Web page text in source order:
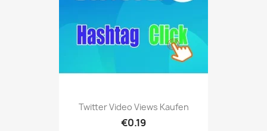
Twitter Video Views Kaufen
€0.19